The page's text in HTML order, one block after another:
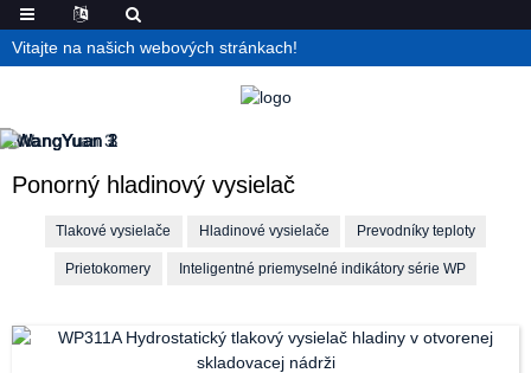
Vitajte na našich webových stránkach!
Ponorný hladinový vysielač
Tlakové vysielače Hladinové vysielače Prevodníky teploty
Prietokomery Inteligentné priemyselné indikátory série WP